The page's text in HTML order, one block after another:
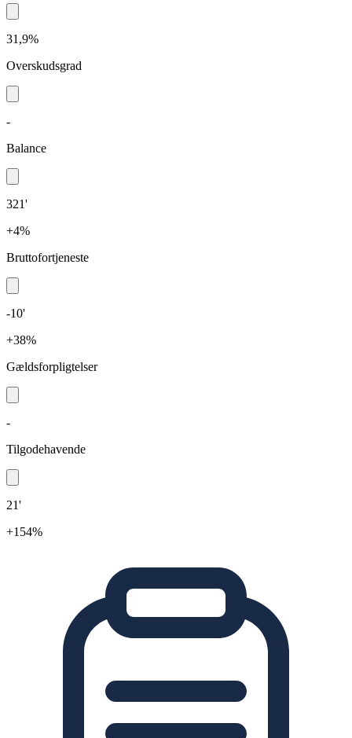
31,9%
Overskudsgrad
-
Balance
321'
+4%
Bruttofortjeneste
-10'
+38%
Gældsforpligtelser
-
Tilgodehavende
21'
+154%